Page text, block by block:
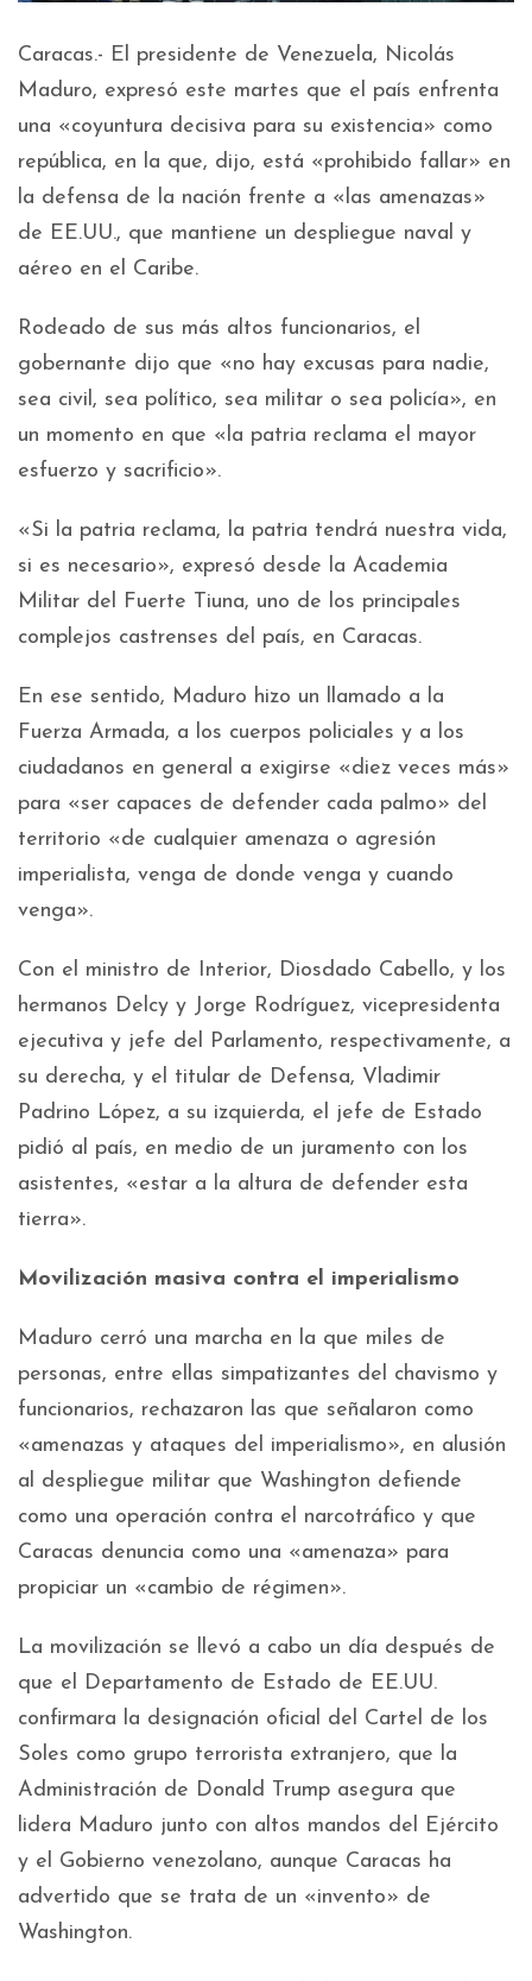
Caracas.- El presidente de Venezuela, Nicolás
Maduro, expresó este martes que el país enfrenta
una «coyuntura decisiva para su existencia» como
república, en la que, dijo, está «prohibido fallar» en
la defensa de la nación frente a «las amenazas»
de EE.UU., que mantiene un despliegue naval y
aéreo en el Caribe.
Rodeado de sus más altos funcionarios, el
gobernante dijo que «no hay excusas para nadie,
sea civil, sea político, sea militar o sea policía», en
un momento en que «la patria reclama el mayor
esfuerzo y sacrificio».
«Si la patria reclama, la patria tendrá nuestra vida,
si es necesario», expresó desde la Academia
Militar del Fuerte Tiuna, uno de los principales
complejos castrenses del país, en Caracas.
En ese sentido, Maduro hizo un llamado a la
Fuerza Armada, a los cuerpos policiales y a los
ciudadanos en general a exigirse «diez veces más»
para «ser capaces de defender cada palmo» del
territorio «de cualquier amenaza o agresión
imperialista, venga de donde venga y cuando
venga».
Con el ministro de Interior, Diosdado Cabello, y los
hermanos Delcy y Jorge Rodríguez, vicepresidenta
ejecutiva y jefe del Parlamento, respectivamente, a
su derecha, y el titular de Defensa, Vladimir
Padrino López, a su izquierda, el jefe de Estado
pidió al país, en medio de un juramento con los
asistentes, «estar a la altura de defender esta
tierra».
Movilización masiva contra el imperialismo
Maduro cerró una marcha en la que miles de
personas, entre ellas simpatizantes del chavismo y
funcionarios, rechazaron las que señalaron como
«amenazas y ataques del imperialismo», en alusión
al despliegue militar que Washington defiende
como una operación contra el narcotráfico y que
Caracas denuncia como una «amenaza» para
propiciar un «cambio de régimen».
La movilización se llevó a cabo un día después de
que el Departamento de Estado de EE.UU.
confirmara la designación oficial del Cartel de los
Soles como grupo terrorista extranjero, que la
Administración de Donald Trump asegura que
lidera Maduro junto con altos mandos del Ejército
y el Gobierno venezolano, aunque Caracas ha
advertido que se trata de un «invento» de
Washington.